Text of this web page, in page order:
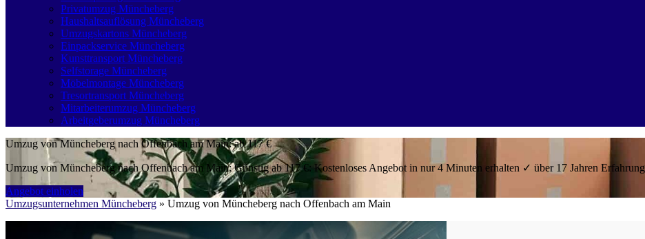
Privatumzug Müncheberg
Haushaltsauflösung Müncheberg
Umzugskartons Müncheberg
Einpackservice Müncheberg
Kunsttransport Müncheberg
Selfstorage Müncheberg
Möbelmontage Müncheberg
Tresortransport Müncheberg
Mitarbeiterumzug Müncheberg
Arbeitgeberumzug Müncheberg
Umzug von Müncheberg nach Offenbach am Main: ab 117 €
Umzug von Müncheberg nach Offenbach am Main: Günstig ab 117 €: Kostenloses Angebot in nur 4 Minuten erhalten ✓ über 17 Jahren Erfahrung
Angebot einholen
Umzugsunternehmen Müncheberg » Umzug von Müncheberg nach Offenbach am Main